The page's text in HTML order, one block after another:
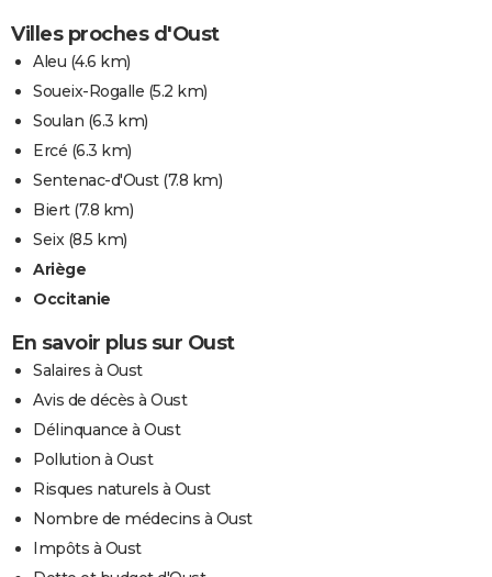
Villes proches d'Oust
Aleu (4.6 km)
Soueix-Rogalle (5.2 km)
Soulan (6.3 km)
Ercé (6.3 km)
Sentenac-d'Oust(7.8 km)
Biert(7.8 km)
Seix (8.5 km)
Ariège
Occitanie
En savoir plus sur Oust
Salaires à Oust
Avis de décès à Oust
Délinquance à Oust
Pollution à Oust
Risques naturels à Oust
Nombre de médecins à Oust
Impôts à Oust